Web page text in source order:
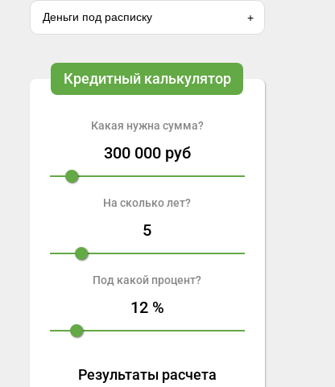
Деньги под расписку
Кредитный калькулятор
Какая нужна сумма?
300 000руб
На сколько лет?
5
Под какой процент?
12%
Результаты расчета